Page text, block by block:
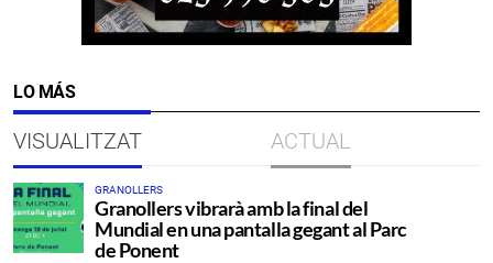
LO MÁS
VISUALITZAT ACTUAL
GRANOLLERS
Granollers vibrarà amb la final del
Mundial en una pantalla gegant al Parc
de Ponent